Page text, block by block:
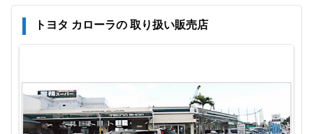
トヨタ カローラの 取り扱い販売店